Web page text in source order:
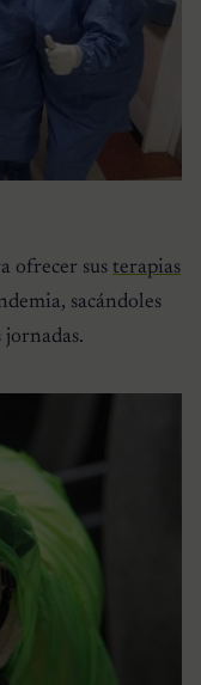
ofrecer sus terapias
sacándoles
jornadas.